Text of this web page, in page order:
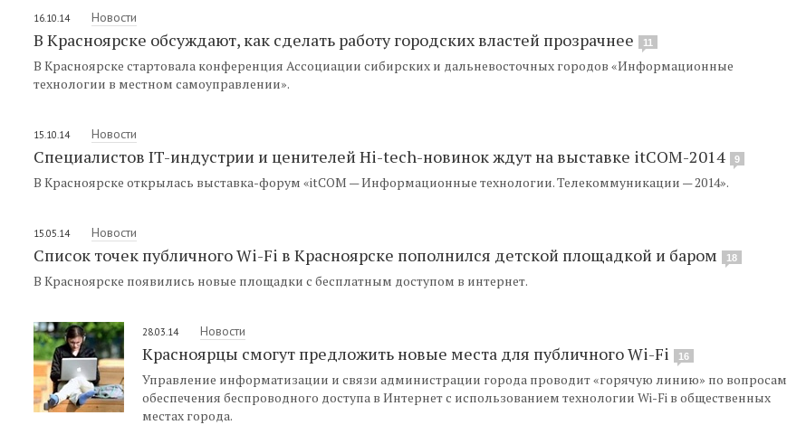
16.10.14 Новости
В Красноярске обсуждают, как сделать работу городских властей прозрачнее 11
В Красноярске стартовала конференция Ассоциации сибирских и дальневосточных городов «Информационные
технологии в местном самоуправлении».
15.10.14 Новости
Специалистов IT-индустрии и ценителей Hi-tech-новинок ждут на выставке itCOM-2014 9
В Красноярске открылась выставка-форум «itCOM — Информационные технологии. Телекоммуникации — 2014».
15.05.14 Новости
Список точек публичного Wi-Fi в Красноярске пополнился детской площадкой и баром 18
В Красноярске появились новые площадки с бесплатным доступом в интернет.
28.03.14 Новости
Красноярцы смогут предложить новые места для публичного Wi-Fi 16
Управление информатизации и связи администрации города проводит «горячую линию» по вопросам
обеспечения беспроводного доступа в Интернет с использованием технологии Wi-Fi в общественных
местах города.